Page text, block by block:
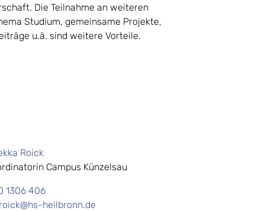
Die Teilnahme an weiteren
Studium, gemeinsame Projekte,
u.ä. sind weitere Vorteile.
Roick
Campus Künzelsau
1306 406
heilbronn.de